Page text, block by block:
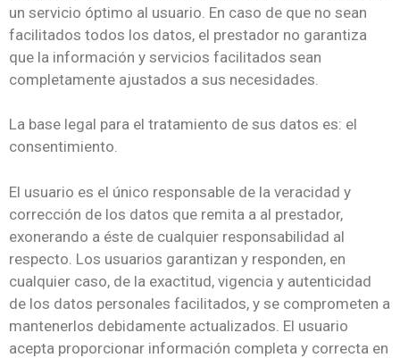
un servicio óptimo al usuario. En caso de que no sean
facilitados todos los datos, el prestador no garantiza
que la información y servicios facilitados sean
completamente ajustados a sus necesidades.
La base legal para el tratamiento de sus datos es: el
consentimiento.
El usuario es el único responsable de la veracidad y
corrección de los datos que remita a al prestador,
exonerando a éste de cualquier responsabilidad al
respecto. Los usuarios garantizan y responden, en
cualquier caso, de la exactitud, vigencia y autenticidad
de los datos personales facilitados, y se comprometen a
mantenerlos debidamente actualizados. El usuario
acepta proporcionar información completa y correcta en